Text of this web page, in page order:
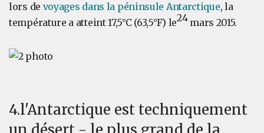
lors de voyages dans la péninsule Antarctique, la
température a atteint 17,5°C (63,5°F) le24mars 2015.
4.l'Antarctique est techniquement